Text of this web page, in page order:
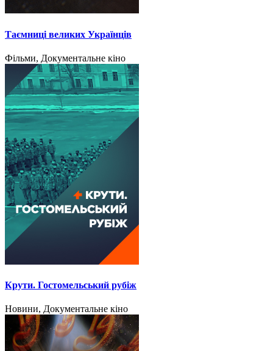
Таємниці великих Українців
Фільми, Документальне кіно
Крути. Гостомельський рубіж
Новини, Документальне кіно